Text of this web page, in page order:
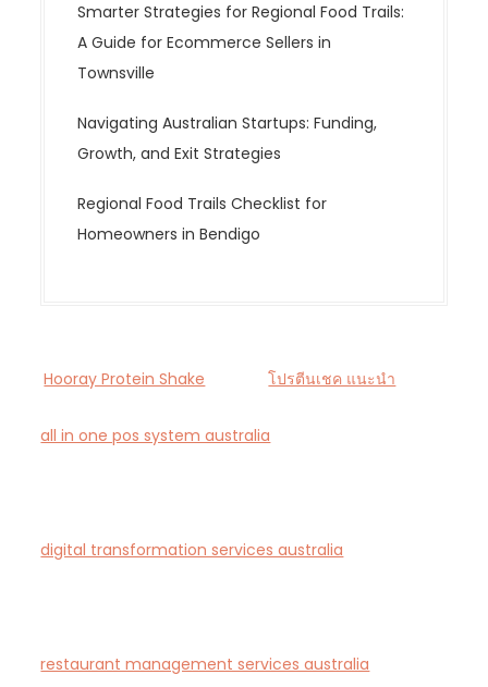
Smarter Strategies for Regional Food Trails:
A Guide for Ecommerce Sellers in
Townsville
Navigating Australian Startups: Funding,
Growth, and Exit Strategies
Regional Food Trails Checklist for
Homeowners in Bendigo
Hooray Protein Shake โปรตีนเชค แนะนำ
all in one pos system australia
digital transformation services australia
restaurant management services australia